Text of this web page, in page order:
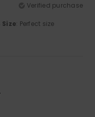
Verified purchase
Size: Perfect size